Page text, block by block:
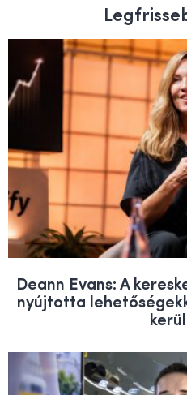
Deann Evans: A
nyújtotta